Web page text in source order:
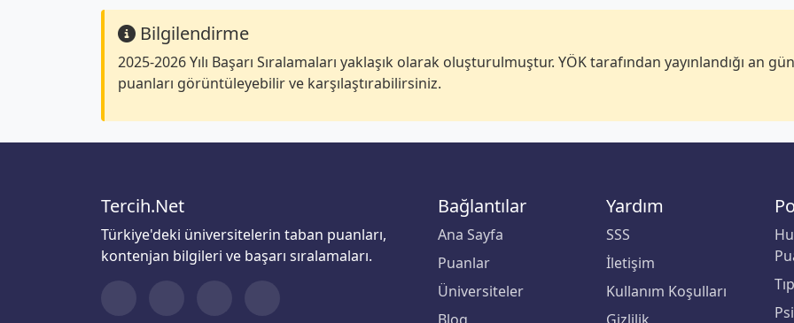
Bilgilendirme
2025-2026 Yılı Başarı Sıralamaları yaklaşık olarak oluşturulmuştur. YÖK tarafından yayınlandığı an
puanları görüntüleyebilir ve karşılaştırabilirsiniz.
Tercih.Net
Türkiye'deki üniversitelerin taban puanları,
kontenjan bilgileri ve başarı sıralamaları.
Bağlantılar
Ana Sayfa
Puanlar
Üniversiteler
Yardım
SSS
İletişim
Kullanım Koşulları